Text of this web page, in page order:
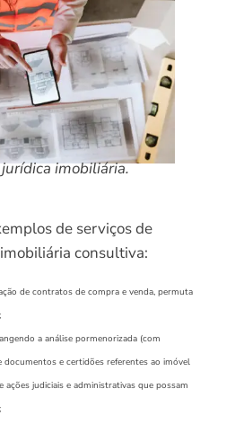
imobiliária.
de serviços de
consultiva:
de contratos de compra e venda, permuta
a análise pormenorizada (com
e certidões referentes ao imóvel
ações judiciais e administrativas que possam